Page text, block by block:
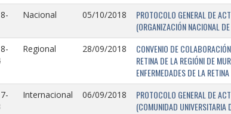
Nacional 05/10/2018
PROTOCOLO GENERAL DE
(ORGANIZACIÓN NACIONAL
Regional 28/09/2018
CONVENIO DE
RETINA DE LA REGIÓNI DE
ENFERMEDADES DE LA RETINA
Internacional 06/09/2018
PROTOCOLO GENERAL DE
(COMUNIDAD UNIVERSITARIA